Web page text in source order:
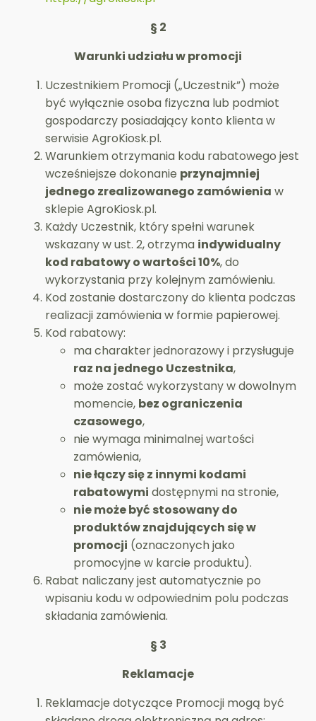
§ 2
Warunki udziału w promocji
Uczestnikiem Promocji („Uczestnik”) może
być wyłącznie osoba fizyczna lub podmiot
gospodarczy posiadający konto klienta w
serwisie AgroKiosk.pl.
Warunkiem otrzymania kodu rabatowego jest
wcześniejsze dokonanie przynajmniej
jednego zrealizowanego zamówienia w
sklepie AgroKiosk.pl.
Każdy Uczestnik, który spełni warunek
wskazany w ust. 2, otrzyma indywidualny
kod rabatowy o wartości 10%, do
wykorzystania przy kolejnym zamówieniu.
Kod zostanie dostarczony do klienta podczas
realizacji zamówienia w formie papierowej.
Kod rabatowy:
ma charakter jednorazowy i przysługuje
raz na jednego Uczestnika,
może zostać wykorzystany w dowolnym
momencie, bez ograniczenia
czasowego,
nie wymaga minimalnej wartości
zamówienia,
nie łączy się z innymi kodami
rabatowymi dostępnymi na stronie,
nie może być stosowany do
produktów znajdujących się w
promocji (oznaczonych jako
promocyjne w karcie produktu).
Rabat naliczany jest automatycznie po
wpisaniu kodu w odpowiednim polu podczas
składania zamówienia.
§ 3
Reklamacje
Reklamacje dotyczące Promocji mogą być